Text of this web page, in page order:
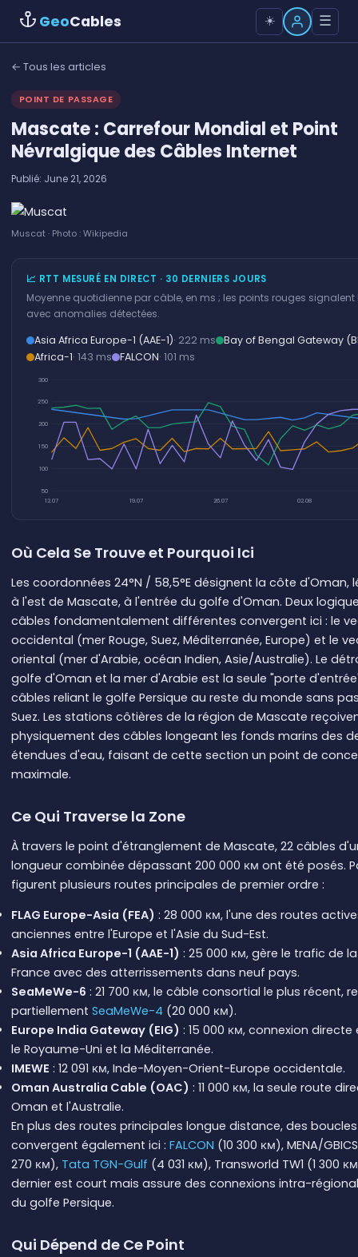
GeoCables ☀️ ☰
← Tous les articles
POINT DE PASSAGE
Mascate : Carrefour Mondial et Point
Névralgique des Câbles Internet
Publié: June 21, 2026
Muscat · Photo : Wikipedia
📈 RTT MESURÉ EN DIRECT · 30 DERNIERS JOURS
Moyenne quotidienne par câble, en ms ; les points rouges signalent
avec anomalies détectées.
Asia Africa Europe-1 (AAE-1)· 222 ms
Bay of Bengal Gateway
Africa-1· 143 ms FALCON· 101 ms
50
100
150
200
250
300
12.07 19.07 26.07 02.08
Où Cela Se Trouve et Pourquoi Ici
Les coordonnées 24°N / 58,5°E désignent la côte d'Oman,
à l'est de Mascate, à l'entrée du golfe d'Oman. Deux
câbles fondamentalement différentes convergent ici : le
occidental (mer Rouge, Suez, Méditerranée, Europe) et le
oriental (mer d'Arabie, océan Indien, Asie/Australie). Le
golfe d'Oman et la mer d'Arabie est la seule "porte
câbles reliant le golfe Persique au reste du monde sans
Suez. Les stations côtières de la région de Mascate
physiquement des câbles longeant les fonds marins des
étendues d'eau, faisant de cette section un point de
maximale.
Ce Qui Traverse la Zone
À travers le point d'étranglement de Mascate, 22 câbles
longueur combinée dépassant 200 000 км ont été posés.
figurent plusieurs routes principales de premier ordre :
FLAG Europe-Asia (FEA) : 28 000 км, l'une des routes
anciennes entre l'Europe et l'Asie du Sud-Est.
Asia Africa Europe-1 (AAE-1) : 25 000 км, gère le trafic de
France avec des atterrissements dans neuf pays.
SeaMeWe-6 : 21 700 км, le câble consortial le plus récent,
partiellement SeaMeWe-4 (20 000 км).
Europe India Gateway (EIG) : 15 000 км, connexion directe
le Royaume-Uni et la Méditerranée.
IMEWE : 12 091 км, Inde-Moyen-Orient-Europe occidentale.
Oman Australia Cable (OAC) : 11 000 км, la seule route
Oman et l'Australie.
En plus des routes principales longue distance, des
convergent également ici : FALCON (10 300 км), MENA/
270 км), Tata TGN-Gulf (4 031 км), Transworld TW1 (1 300
dernier est court mais assure des connexions intra-
du golfe Persique.
Qui Dépend de Ce Point